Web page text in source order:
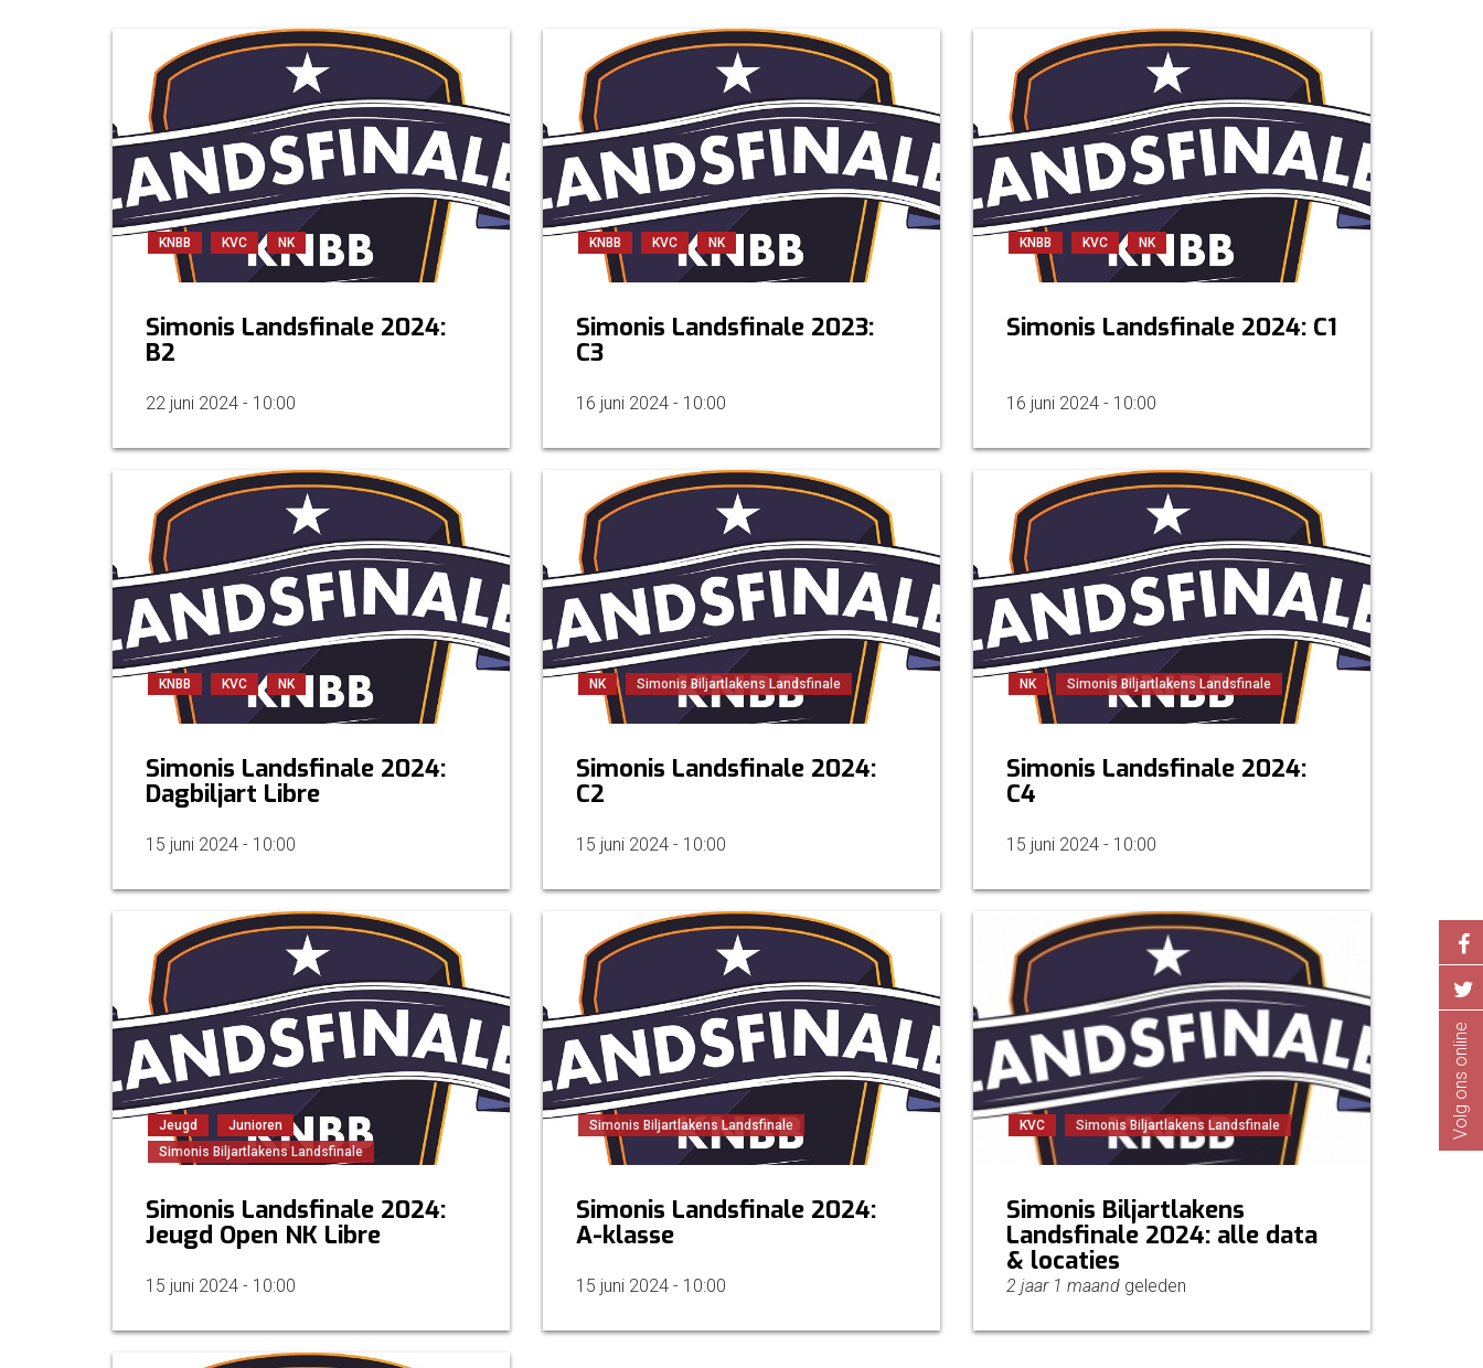
KNBB KVC NK
Simonis Landsfinale 2024:
B2
22 juni 2024 - 10:00
KNBB KVC NK
Simonis Landsfinale 2023:
C3
16 juni 2024 - 10:00
KNBB KVC NK
Simonis Landsfinale 2024: C1
16 juni 2024 - 10:00
KNBB KVC NK
Simonis Landsfinale 2024:
Dagbiljart Libre
15 juni 2024 - 10:00
NK Simonis Biljartlakens Landsfinale
Simonis Landsfinale 2024:
C2
15 juni 2024 - 10:00
NK Simonis Biljartlakens Landsfinale
Simonis Landsfinale 2024:
C4
15 juni 2024 - 10:00
Jeugd
Junioren
Simonis Biljartlakens Landsfinale
Simonis Landsfinale 2024:
Jeugd Open NK Libre
15 juni 2024 - 10:00
Simonis Biljartlakens Landsfinale
Simonis Landsfinale 2024:
A-klasse
15 juni 2024 - 10:00
KVC Simonis Biljartlakens Landsfinale
Simonis Biljartlakens
Landsfinale 2024: alle data
& locaties
2 jaar 1 maandgeleden
Volg ons online